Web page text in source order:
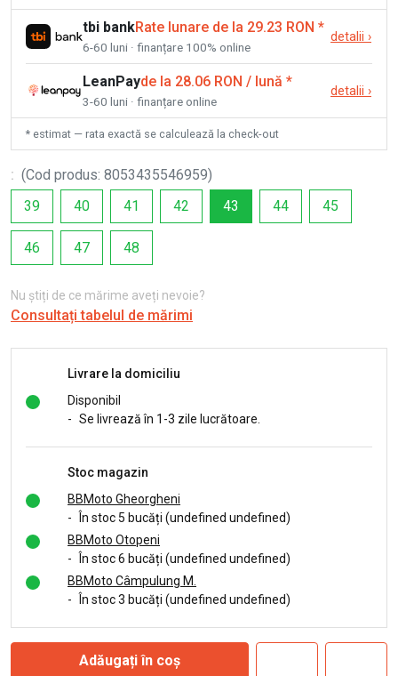
tbi bankRate lunare de la 29.23 RON *
6-60 luni · finanțare 100% online
detalii ›
LeanPayde la 28.06 RON / lună *
3-60 luni · finanțare online
detalii ›
* estimat — rata exactă se calculează la check-out
: (Cod produs: 8053435546959)
39
40 41 42 43 44 45
46 47 48
Nu știți de ce mărime aveți nevoie?
Consultați tabelul de mărimi
Livrare la domiciliu
Disponibil
- Se livrează în 1-3 zile lucrătoare.
Stoc magazin
BBMoto Gheorgheni
-
În stoc 5 bucăți (undefined undefined)
BBMoto Otopeni
-
În stoc 6 bucăți (undefined undefined)
BBMoto Câmpulung M.
-
În stoc 3 bucăți (undefined undefined)
Adăugați în coș